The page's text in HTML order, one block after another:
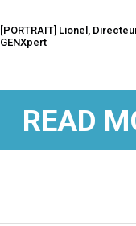
[PORTRAIT] Lionel,
GENXpert
READ